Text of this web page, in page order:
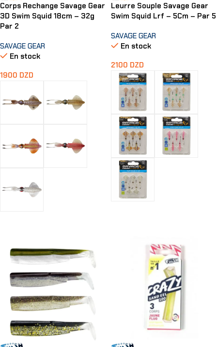
Corps Rechange Savage Gear
3D Swim Squid 18cm – 32g
Par 2
SAVAGE GEAR
En stock
1900 DZD
Leurre Souple Savage Gear
Swim Squid Lrf – 5Cm – Par 5
SAVAGE GEAR
En stock
2100 DZD